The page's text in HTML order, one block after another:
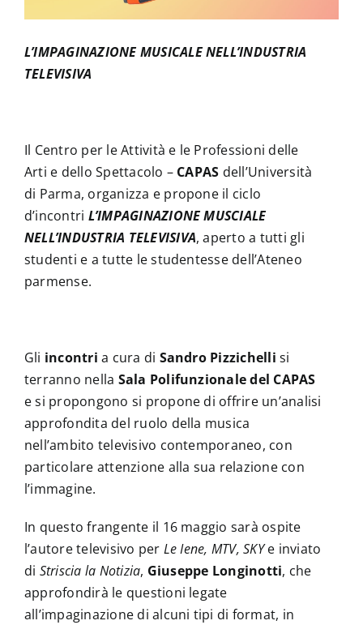
L’IMPAGINAZIONE MUSICALE NELL’INDUSTRIA
TELEVISIVA
Il Centro per le Attività e le Professioni delle
Arti e dello Spettacolo – CAPAS dell’Università
di Parma, organizza e propone il ciclo
d’incontri L’IMPAGINAZIONE MUSCIALE
NELL’INDUSTRIA TELEVISIVA, aperto a tutti gli
studenti e a tutte le studentesse dell’Ateneo
parmense.
Gli incontri a cura di Sandro Pizzichelli si
terranno nella Sala Polifunzionale del CAPAS
e si propongono si propone di offrire un’analisi
approfondita del ruolo della musica
nell’ambito televisivo contemporaneo, con
particolare attenzione alla sua relazione con
l’immagine.
In questo frangente il 16 maggio sarà ospite
l’autore televisivo per Le Iene, MTV, SKYe inviato
di Striscia la Notizia, Giuseppe Longinotti, che
approfondirà le questioni legate
all’impaginazione di alcuni tipi di format, in